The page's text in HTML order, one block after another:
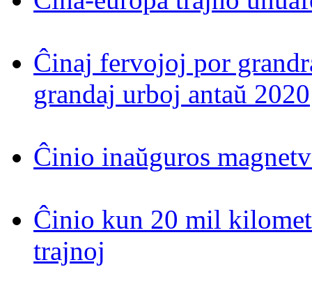
Ĉinaj fervojoj por
grandaj urboj antaŭ 2020
Ĉinio inaŭguros
Ĉinio kun 20 mil
trajnoj